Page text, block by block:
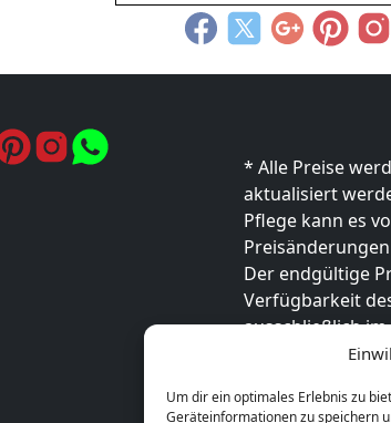
Um dir ein optimales Erlebnis zu
Geräteinformationen zu speichern
* Alle Preise
aktualisiert
Pflege kann es
Der endgültige
Verfügbarkeit
ausschließlich
des Anbieters
beim Händler.